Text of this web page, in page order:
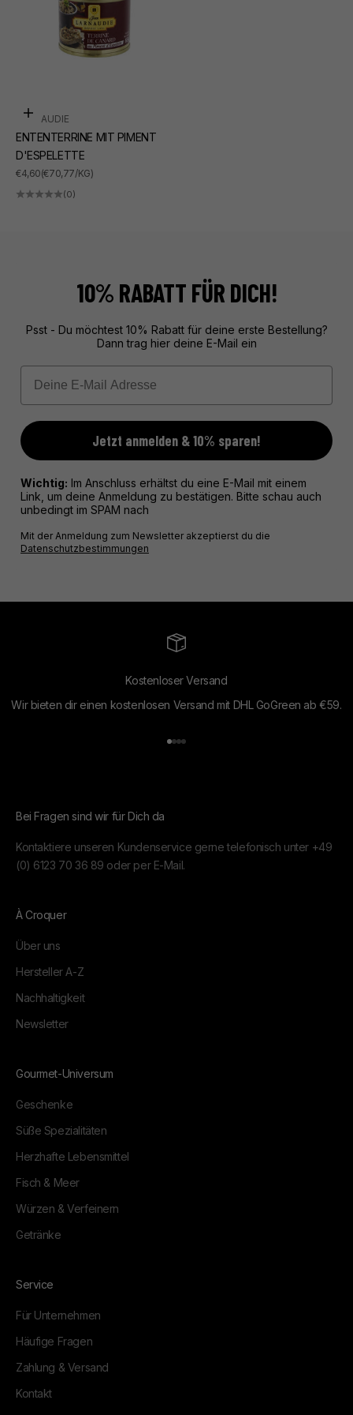
In den Warenkorb
LARNAUDIE
ENTENTERRINE MIT PIMENT
D'ESPELETTE
ANGEBOT
€4,60(€70,77/KG)
(0)
10% RABATT FÜR DICH!
Psst - Du möchtest 10% Rabatt für deine erste Bestellung?
Dann trag hier deine E-Mail ein
Email
Jetzt anmelden & 10% sparen!
Wichtig: Im Anschluss erhältst du eine E-Mail mit einem
Link, um deine Anmeldung zu bestätigen. Bitte schau auch
unbedingt im SPAM nach
Mit der Anmeldung zum Newsletter akzeptierst du die
Datenschutzbestimmungen
Kostenloser Versand
Wir bieten dir einen kostenlosen Versand mit DHL GoGreen ab €59.
Gehe zu Element 1
Gehe zu Element 2
Gehe zu Element 3
Gehe zu Element 4
Bei Fragen sind wir für Dich da
Kontaktiere unseren Kundenservice gerne telefonisch unter +49
(0) 6123 70 36 89 oder per E-Mail.
À Croquer
Über uns
Hersteller A-Z
Nachhaltigkeit
Newsletter
Gourmet-Universum
Geschenke
Süße Spezialitäten
Herzhafte Lebensmittel
Fisch & Meer
Würzen & Verfeinern
Getränke
Service
Für Unternehmen
Häufige Fragen
Zahlung & Versand
Kontakt